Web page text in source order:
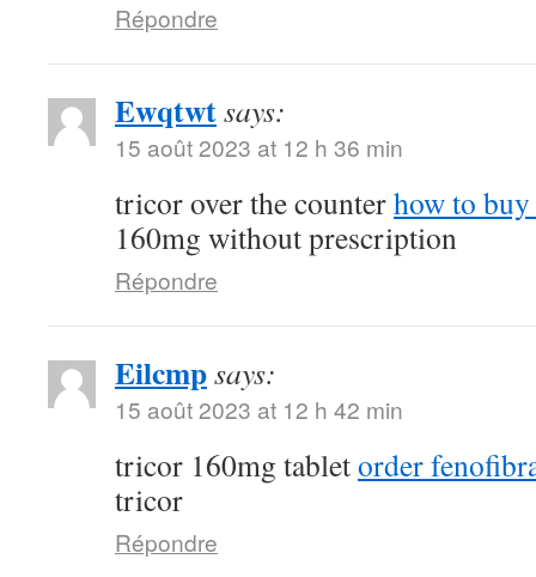
Répondre
Ewqtwtsays:
15 août 2023 at 12 h 36 min
tricor over the counterhow to
160mg without prescription
Répondre
Eilcmpsays:
15 août 2023 at 12 h 42 min
tricor 160mg tabletorder
tricor
Répondre